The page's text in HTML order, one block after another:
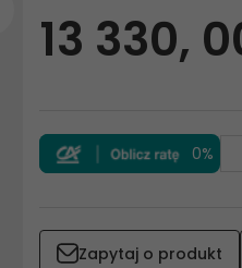
13 330,
0%
Zapytaj o produkt